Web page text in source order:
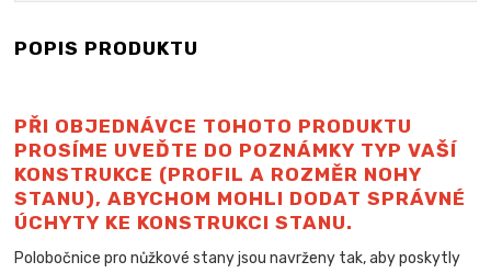
POPIS PRODUKTU
PŘI OBJEDNÁVCE TOHOTO PRODUKTU
PROSÍME UVEĎTE DO POZNÁMKY TYP VAŠÍ
KONSTRUKCE (PROFIL A ROZMĚR NOHY
STANU), ABYCHOM MOHLI DODAT SPRÁVNÉ
ÚCHYTY KE KONSTRUKCI STANU.
Polobočnice pro nůžkové stany jsou navrženy tak, aby poskytly